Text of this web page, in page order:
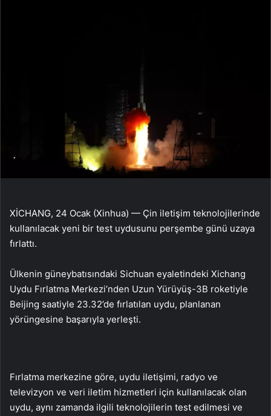
XİCHANG, 24 Ocak (Xinhua) — Çin iletişim teknolojilerinde
kullanılacak yeni bir test uydusunu perşembe günü uzaya
fırlattı.
Ülkenin güneybatısındaki Sichuan eyaletindeki Xichang
Uydu Fırlatma Merkezi’nden Uzun Yürüyüş-3B roketiyle
Beijing saatiyle 23.32’de fırlatılan uydu, planlanan
yörüngesine başarıyla yerleşti.
Fırlatma merkezine göre, uydu iletişimi, radyo ve
televizyon ve veri iletim hizmetleri için kullanılacak olan
uydu, aynı zamanda ilgili teknolojilerin test edilmesi ve